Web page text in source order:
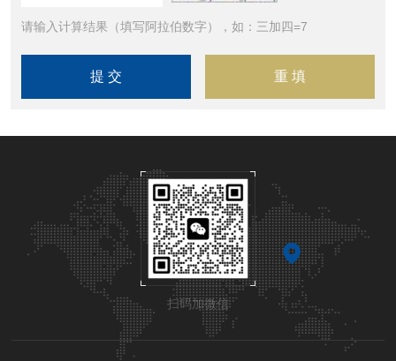
请输入计算结果（填写阿拉伯数字），如：三加四=7
扫码加微信